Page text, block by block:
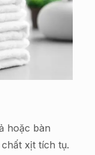
hoặc bàn
xịt tích tụ.